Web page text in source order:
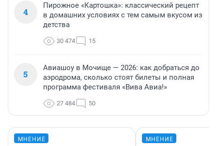
4
Пирожное «Картошка»: классический рецепт
в домашних условиях с тем самым вкусом из
детства
30 474 15
5
Авиашоу в Мочище — 2026: как добраться до
аэродрома, сколько стоят билеты и полная
программа фестиваля «Вива Авиа!»
27 484 50
МНЕНИЕ МНЕНИЕ